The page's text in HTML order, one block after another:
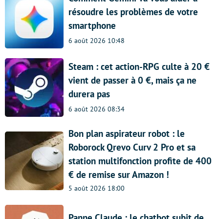
résoudre les problèmes de votre
smartphone
6 août 2026 10:48
Steam : cet action-RPG culte à 20 €
vient de passer à 0 €, mais ça ne
durera pas
6 août 2026 08:34
Bon plan aspirateur robot : le
Roborock Qrevo Curv 2 Pro et sa
station multifonction profite de 400
€ de remise sur Amazon !
5 août 2026 18:00